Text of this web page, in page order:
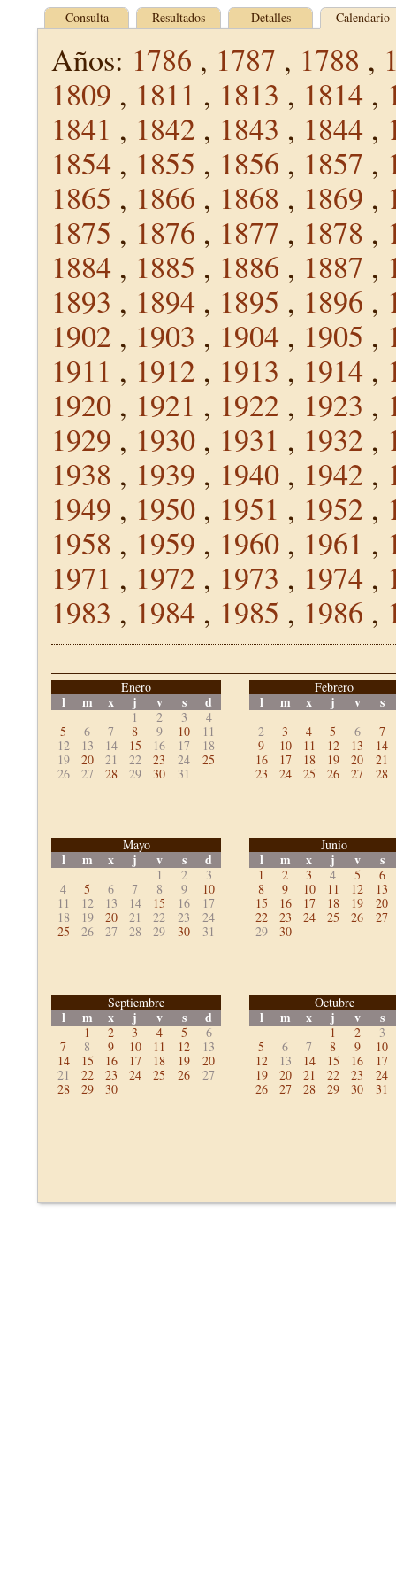
Consulta Resultados Detalles Calendario
Años: 1786 , 1787 , 1788 ,
1809 , 1811 , 1813 , 1814 ,
1841 , 1842 , 1843 , 1844 ,
1854 , 1855 , 1856 , 1857 ,
1865 , 1866 , 1868 , 1869 ,
1875 , 1876 , 1877 , 1878 ,
1884 , 1885 , 1886 , 1887 ,
1893 , 1894 , 1895 , 1896 ,
1902 , 1903 , 1904 , 1905 ,
1911 , 1912 , 1913 , 1914 ,
1920 , 1921 , 1922 , 1923 ,
1929 , 1930 , 1931 , 1932 ,
1938 , 1939 , 1940 , 1942 ,
1949 , 1950 , 1951 , 1952 ,
1958 , 1959 , 1960 , 1961 ,
1971 , 1972 , 1973 , 1974 ,
1983 , 1984 , 1985 , 1986 ,
Enero
l m x j v s d
1 2 3
4
5
6 7 8 9 10
11
12
13 14 15 16 17
18
19
20 21 22 23 24
25
26
27 28 29 30 31
Febrero
l m x j v s
2 3 4 5 6
7
9
10 11 12 13
14
16
17 18 19 20
21
23
24 25 26 27 28
Mayo
l m x j v s d
1 2
3
4
5 6 7 8 9
10
11
12 13 14 15 16
17
18
19 20 21 22 23
24
25
26 27 28 29 30 31
Junio
l m x j v s
1 2 3 4 5
6
8
9 10 11 12
13
15
16 17 18 19
20
22
23 24 25 26
27
29
30
Septiembre
l m x j v s d
1 2 3 4 5
6
7
8 9 10 11 12
13
14
15 16 17 18 19
20
21
22 23 24 25 26
27
28
29 30
Octubre
l m x j v s
1 2
3
5
6 7 8 9
10
12
13 14 15 16
17
19
20 21 22 23
24
26
27 28 29 30 31